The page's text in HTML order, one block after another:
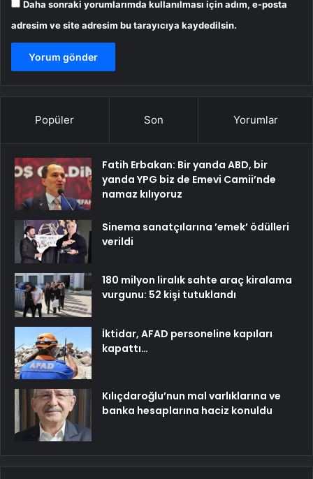
Daha sonraki yorumlarımda kullanılması için adım, e-posta
adresim ve site adresim bu tarayıcıya kaydedilsin.
Popüler Son Yorumlar
Fatih Erbakan: Bir yanda ABD, bir
yanda YPG biz de Emevi Camii’nde
namaz kılıyoruz
Sinema sanatçılarına ’emek’ ödülleri
verildi
180 milyon liralık sahte araç kiralama
vurgunu: 52 kişi tutuklandı
İktidar, AFAD personeline kapıları
kapattı…
Kılıçdaroğlu’nun mal varlıklarına ve
banka hesaplarına haciz konuldu